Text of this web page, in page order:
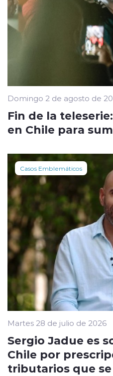
Domingo 2 de agosto de
Fin de la
en Chile para
Casos Emblemáticos
Martes 28 de julio de 2026
Sergio Jadue es
Chile por
tributarios que